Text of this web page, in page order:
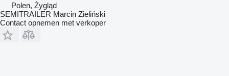
Polen, Żygląd
SEMITRAILER Marcin Zieliński
Contact opnemen met verkoper